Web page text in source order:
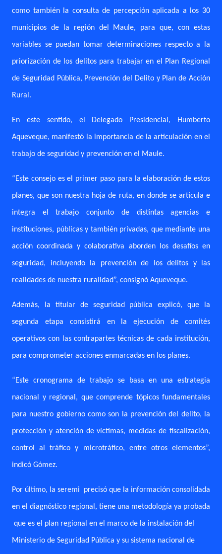
como también la consulta de percepción aplicada a los 30
municipios de la región del Maule, para que, con estas
variables se puedan tomar determinaciones respecto a la
priorización de los delitos para trabajar en el Plan Regional
de Seguridad Pública, Prevención del Delito y Plan de Acción
Rural.
En este sentido, el Delegado Presidencial, Humberto
Aqueveque, manifestó la importancia de la articulación en el
trabajo de seguridad y prevención en el Maule.
“Este consejo es el primer paso para la elaboración de estos
planes, que son nuestra hoja de ruta, en donde se articula e
integra el trabajo conjunto de distintas agencias e
instituciones, públicas y también privadas, que mediante una
acción coordinada y colaborativa aborden los desafíos en
seguridad, incluyendo la prevención de los delitos y las
realidades de nuestra ruralidad”, consignó Aqueveque.
Además, la titular de seguridad pública explicó, que la
segunda etapa consistirá en la ejecución de comités
operativos con las contrapartes técnicas de cada institución,
para comprometer acciones enmarcadas en los planes.
“Este cronograma de trabajo se basa en una estrategia
nacional y regional, que comprende tópicos fundamentales
para nuestro gobierno como son la prevención del delito, la
protección y atención de víctimas, medidas de fiscalización,
control al tráfico y microtráfico, entre otros elementos”,
indicó Gómez.
Por último, la seremi precisó que la información consolidada
en el diagnóstico regional, tiene una metodología ya probada
que es el plan regional en el marco de la instalación del
Ministerio de Seguridad Pública y su sistema nacional de